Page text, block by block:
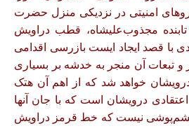
امنیتی در نزدیکی منزل حضرت
تابنده مجذوب‌علیشاه، قطب دراویش
با قصد ایجاد ایست بازرسی اقدامی
و تبعات آن منجر به خدشه بر بسیاری
درویشان خواهد شد که از اهم آن هتک
درویشان است که با جان آنها
چشم‌پوشی نیست که خط قرمز دراویش